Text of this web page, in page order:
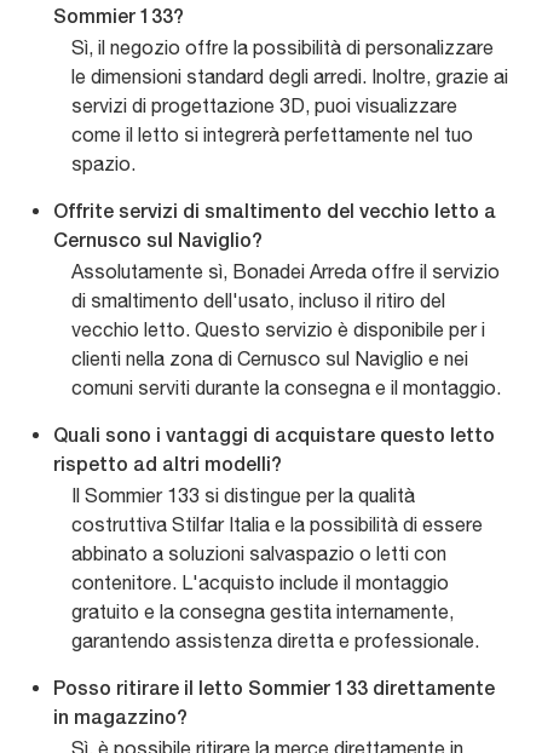
Sommier 133?
Sì, il negozio offre la possibilità di personalizzare
le dimensioni standard degli arredi. Inoltre, grazie ai
servizi di progettazione 3D, puoi visualizzare
come il letto si integrerà perfettamente nel tuo
spazio.
Offrite servizi di smaltimento del vecchio letto a
Cernusco sul Naviglio?
Assolutamente sì, Bonadei Arreda offre il servizio
di smaltimento dell'usato, incluso il ritiro del
vecchio letto. Questo servizio è disponibile per i
clienti nella zona di Cernusco sul Naviglio e nei
comuni serviti durante la consegna e il montaggio.
Quali sono i vantaggi di acquistare questo letto
rispetto ad altri modelli?
Il Sommier 133 si distingue per la qualità
costruttiva Stilfar Italia e la possibilità di essere
abbinato a soluzioni salvaspazio o letti con
contenitore. L'acquisto include il montaggio
gratuito e la consegna gestita internamente,
garantendo assistenza diretta e professionale.
Posso ritirare il letto Sommier 133 direttamente
in magazzino?
Sì, è possibile ritirare la merce direttamente in